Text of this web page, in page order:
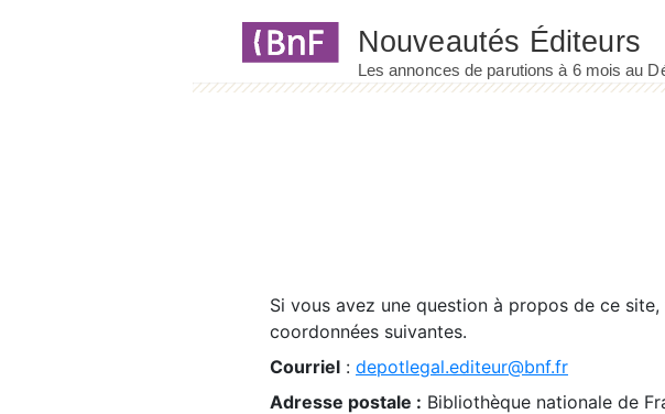
Si vous avez une question à propos de ce
coordonnées suivantes.
Courriel : depotlegal.editeur@bnf.fr
Adresse postale : Bibliothèque nationale de